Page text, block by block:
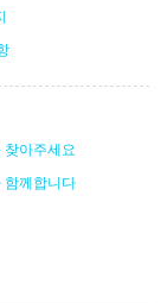
찾아주세요
함께합니다